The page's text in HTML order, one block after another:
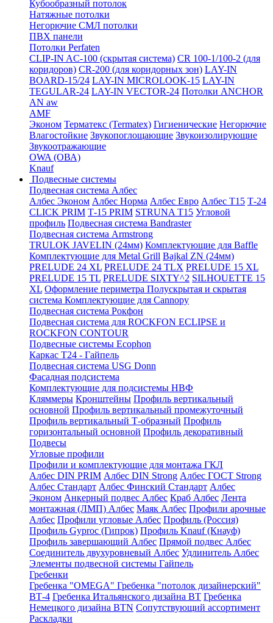
Кубообразный потолок
Натяжные потолки
Негорючие СМЛ потолки
ПВХ панели
Потолки Perfaten
CLIP-IN AC-100 (скрытая система) CR 100-1/100-2 (для
коридоров) CR-200 (для коридорных зон) LAY-IN
BOARD-15/24 LAY-IN MICROLOOK-15 LAY-IN
TEGULAR-24 LAY-IN VECTOR-24 Потолки ANCHOR
AN aw
AMF
Эконом Терматекс (Termatex) Гигиенические Негорючие
Влагостойкие Звукопоглощающие Звукоизолирующие
Звукоотражающие
OWA (ОВА)
Knauf
Подвесные системы
Подвесная система Албес
Албес Эконом Албес Норма Албес Евро Албес T15 Т-24
CLICK PRIM Т-15 PRIM STRUNA Т15 Угловой
профиль Подвесная система Bandraster
Подвесная система Armstrong
TRULOK JAVELIN (24мм) Комплектующие для Baffle
Комплектующие для Metal Grill Bajkal ZN (24мм)
PRELUDE 24 XL PRELUDE 24 TLX PRELUDE 15 XL
PRELUDE 15 TL PRELUDE SIXTY^2 SILHOUETTE 15
XL Оформление периметра Полускрытая и скрытая
система Комплектующие для Cannopy
Подвесная система Рокфон
Подвесная система для ROCKFON ECLIPSE и
ROCKFON CONTOUR
Подвесные системы Ecophon
Каркас Т24 - Гайпель
Подвесная система USG Donn
Фасадная подсистема
Комплектующие для подсистемы НВФ
Кляммеры Кронштейны Профиль вертикальный
основной Профиль вертикальный промежуточный
Профиль вертикальный Т-образный Профиль
горизонтальный основной Профиль декоративный
Подвесы
Угловые профили
Профили и комплектующие для монтажа ГКЛ
Албес DIN PRIM Албес DIN Strong Албес ГОСТ Strong
Албес Стандарт Албес Финский Стандарт Албес
Эконом Анкерный подвес Албес Краб Албес Лента
монтажная (ЛМП) Албес Маяк Албес Профили арочные
Албес Профили угловые Албес Профиль (Россия)
Профиль Gyproc (Гипрок) Профиль Knauf (Кнауф)
Профиль завершающий Албес Прямой подвес Албес
Соединитель двухуровневый Албес Удлинитель Албес
Элементы подвесной системы Гайпель
Гребенки
Гребенка "OMEGA" Гребенка "потолок дизайнерский"
ВТ-4 Гребенка Итальянского дизайна BT Гребенка
Немецкого дизайна ВТN Сопутствующий ассортимент
Раскладки